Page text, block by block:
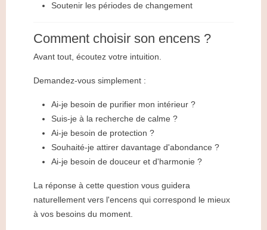
Soutenir les périodes de changement
Comment choisir son encens ?
Avant tout, écoutez votre intuition.
Demandez-vous simplement :
Ai-je besoin de purifier mon intérieur ?
Suis-je à la recherche de calme ?
Ai-je besoin de protection ?
Souhaité-je attirer davantage d'abondance ?
Ai-je besoin de douceur et d'harmonie ?
La réponse à cette question vous guidera
naturellement vers l'encens qui correspond le mieux
à vos besoins du moment.